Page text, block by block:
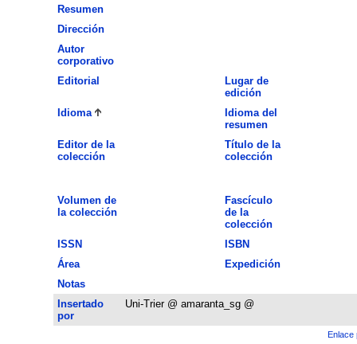
Resumen
Dirección
Autor
corporativo
Editorial
Lugar de
edición
Idioma
Idioma del
resumen
Editor de la
colección
Título de la
colección
Volumen de
la colección
Fascículo
de la
colección
ISSN
ISBN
Área
Expedición
Notas
Insertado
por
Uni-Trier @ amaranta_sg @
Enlace